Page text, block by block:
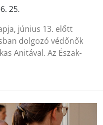
25.
június 13. előtt
dolgozó védőnők
Anitával. Az Észak-